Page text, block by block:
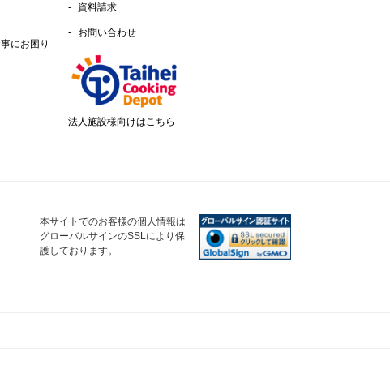
にお困り
資料請求
お問い合わせ
法人施設様向けはこちら
本サイトでのお客様の個人情報は
グローバルサインのSSLにより保
護しております。